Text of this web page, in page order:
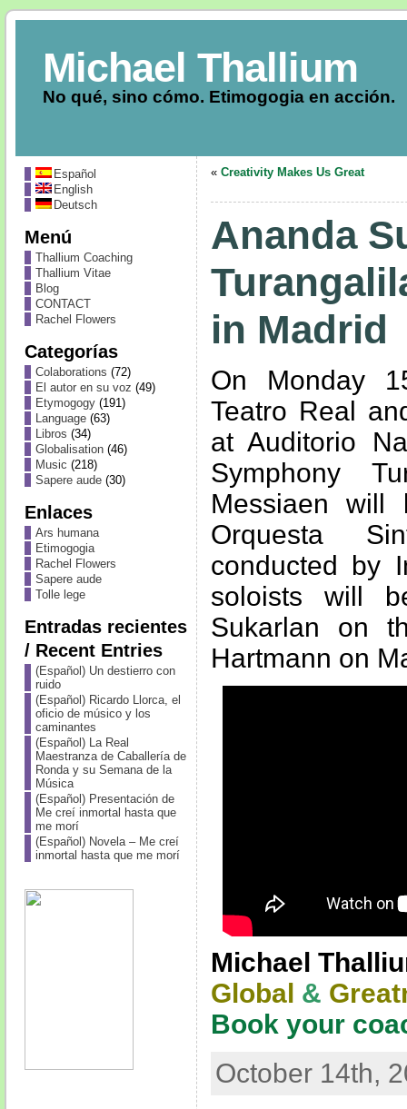
Michael Thallium
No qué, sino cómo. Etimogogia en acción.
Español
English
Deutsch
Menú
Thallium Coaching
Thallium Vitae
Blog
CONTACT
Rachel Flowers
Categorías
Colaborations (72)
El autor en su voz (49)
Etymogogy(191)
Language(63)
Libros (34)
Globalisation(46)
Music (218)
Sapere aude(30)
Enlaces
Ars humana
Etimogogia
Rachel Flowers
Sapere aude
Tolle lege
Entradas recientes
/ Recent Entries
(Español) Un destierro con
ruido
(Español) Ricardo Llorca, el
oficio de músico y los
caminantes
(Español) La Real
Maestranza de Caballería de
Ronda y su Semana de la
Música
(Español) Presentación de
Me creí inmortal hasta que
me morí
(Español) Novela – Me creí
inmortal hasta que me morí
« Creativity Makes Us Great
Ananda
in Madrid
On Monday
Teatro Real
at Auditorio
Symphony
Messiaen will
Orquesta
conducted by
soloists will
Sukarlan on
Hartmann on
Michael
Global &
Book your
October 14th,